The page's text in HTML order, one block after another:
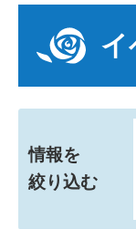
イ
情報を
絞り込む